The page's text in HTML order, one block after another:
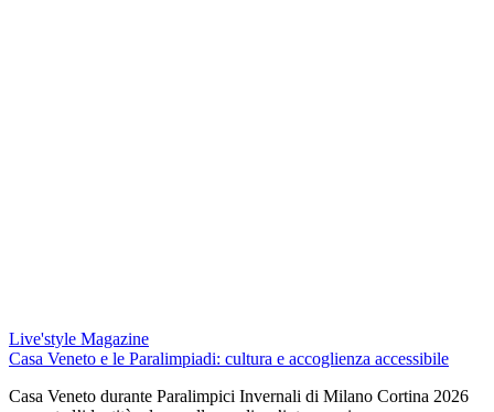
Live'style Magazine
Casa Veneto e le Paralimpiadi: cultura e accoglienza accessibile
Casa Veneto durante Paralimpici Invernali di Milano Cortina 2026